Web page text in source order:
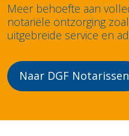
Meer behoefte aan
notariële ontzorging
uitgebreide service en
Naar DGF Notarissen